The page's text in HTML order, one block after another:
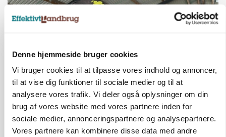
Denne hjemmeside bruger cookies
Vi bruger cookies til at tilpasse vores indhold og annoncer,
til at vise dig funktioner til sociale medier og til at
analysere vores trafik. Vi deler også oplysninger om din
brug af vores website med vores partnere inden for
sociale medier, annonceringspartnere og analysepartnere.
Vores partnere kan kombinere disse data med andre
POLITIK
»Nu stopper I«: Landbrugsdebattør og